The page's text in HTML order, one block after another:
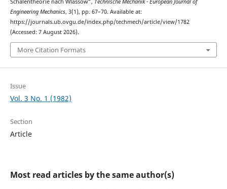
Engineering Mechanics, 3(1), pp. 67–70. Available at:
https://journals.ub.ovgu.de/index.php/techmech/article/view/1782
(Accessed: 7 August 2026).
More Citation Formats
Issue
Vol. 3 No. 1 (1982)
Section
Article
Most read articles by the same author(s)